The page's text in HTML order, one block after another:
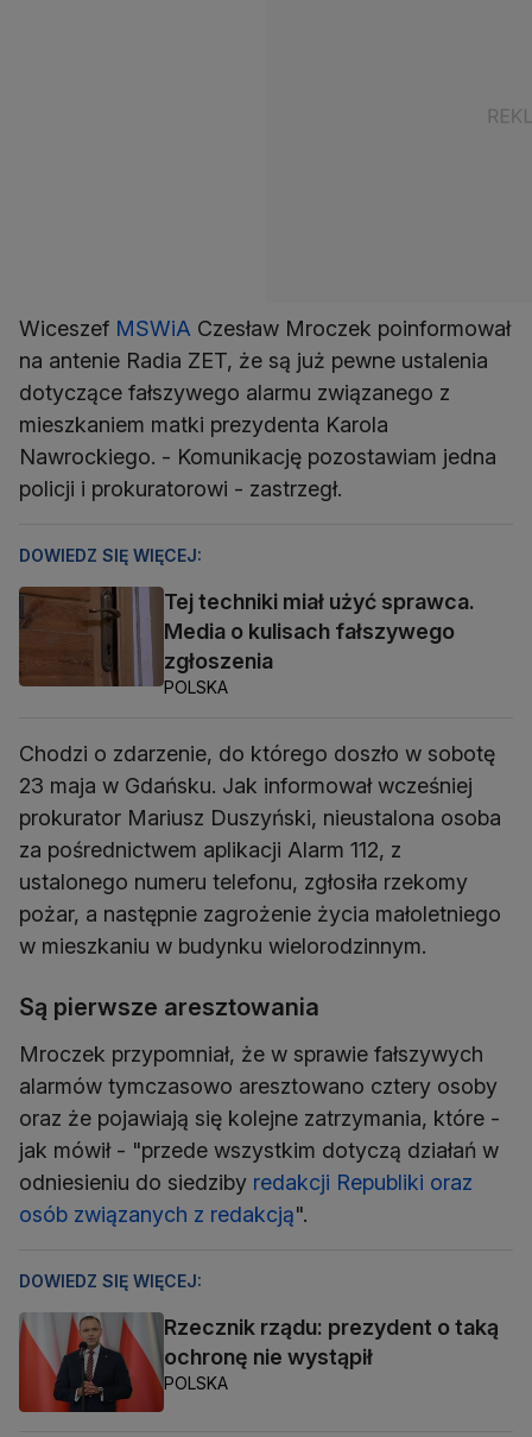
Wiceszef MSWiA Czesław Mroczek poinformował
na antenie Radia ZET, że są już pewne ustalenia
dotyczące fałszywego alarmu związanego z
mieszkaniem matki prezydenta Karola
Nawrockiego. - Komunikację pozostawiam jedna
policji i prokuratorowi - zastrzegł.
DOWIEDZ SIĘ WIĘCEJ:
Tej techniki miał użyć sprawca.
Media o kulisach fałszywego
zgłoszenia
POLSKA
Chodzi o zdarzenie, do którego doszło w sobotę
23 maja w Gdańsku. Jak informował wcześniej
prokurator Mariusz Duszyński, nieustalona osoba
za pośrednictwem aplikacji Alarm 112, z
ustalonego numeru telefonu, zgłosiła rzekomy
pożar, a następnie zagrożenie życia małoletniego
w mieszkaniu w budynku wielorodzinnym.
Są pierwsze aresztowania
Mroczek przypomniał, że w sprawie fałszywych
alarmów tymczasowo aresztowano cztery osoby
oraz że pojawiają się kolejne zatrzymania, które -
jak mówił - "przede wszystkim dotyczą działań w
odniesieniu do siedziby redakcji Republiki oraz
osób związanych z redakcją".
DOWIEDZ SIĘ WIĘCEJ:
Rzecznik rządu: prezydent o taką
ochronę nie wystąpił
POLSKA